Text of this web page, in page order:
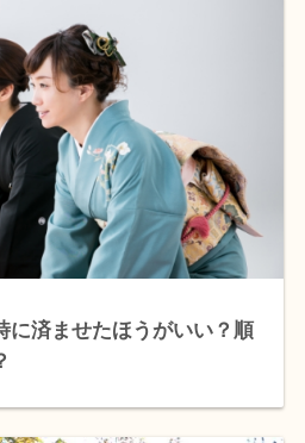
に済ませたほうがいい？順